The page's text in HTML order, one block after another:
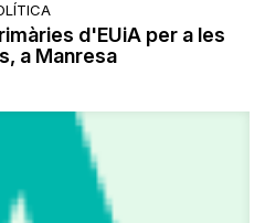
d'EUiA per a les
a Manresa